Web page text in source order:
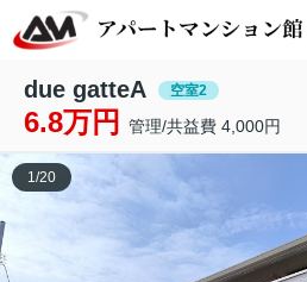
due gatteA 空室2
6.8万円 管理/共益費 4,000円
1/20